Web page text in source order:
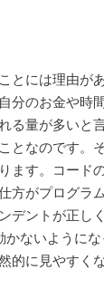
とには理由が
分のお金や時
る量が多いと
となのです。
ます。コード
方がプログラ
デントが正し
ないようにな
的に見やすく